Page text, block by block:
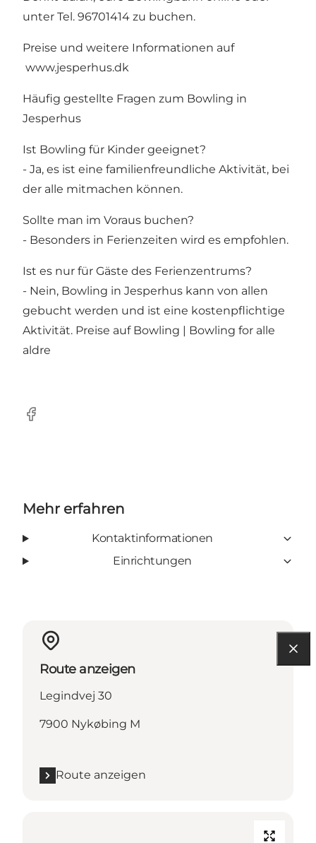
unter Tel. 96701414 zu buchen.
Preise und weitere Informationen auf
www.jesperhus.dk
Häufig gestellte Fragen zum Bowling in
Jesperhus
Ist Bowling für Kinder geeignet?
- Ja, es ist eine familienfreundliche Aktivität, bei
der alle mitmachen können.
Sollte man im Voraus buchen?
- Besonders in Ferienzeiten wird es empfohlen.
Ist es nur für Gäste des Ferienzentrums?
- Nein, Bowling in Jesperhus kann von allen
gebucht werden und ist eine kostenpflichtige
Aktivität. Preise auf Bowling | Bowling for alle
aldre
Facebook
Mehr erfahren
Kontaktinformationen
Einrichtungen
Route anzeigen
Legindvej 30
7900 Nykøbing M
Route anzeigen